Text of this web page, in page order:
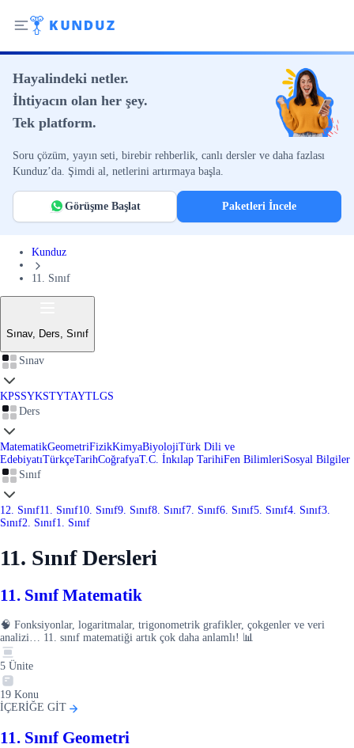
Hayalindeki netler.
İhtiyacın olan her şey.
Tek platform.
Soru çözüm, yayın seti, birebir rehberlik, canlı dersler ve daha fazlası
Kunduz’da. Şimdi al, netlerini artırmaya başla.
Görüşme Başlat Paketleri İncele
Kunduz
11. Sınıf
Sınav, Ders, Sınıf
Sınav
KPSSYKSTYTAYTLGS
Ders
MatematikGeometriFizikKimyaBiyolojiTürk Dili ve
EdebiyatıTürkçeTarihCoğrafyaT.C. İnkılap TarihiFen BilimleriSosyal Bilgiler
Sınıf
12. Sınıf11. Sınıf10. Sınıf9. Sınıf8. Sınıf7. Sınıf6. Sınıf5. Sınıf4. Sınıf3.
Sınıf2. Sınıf1. Sınıf
11. Sınıf Dersleri
11. Sınıf Matematik
🧠 Fonksiyonlar, logaritmalar, trigonometrik grafikler, çokgenler ve veri
analizi… 11. sınıf matematiği artık çok daha anlamlı! 📊
5 Ünite
19 Konu
İÇERİĞE GİT
11. Sınıf Geometri